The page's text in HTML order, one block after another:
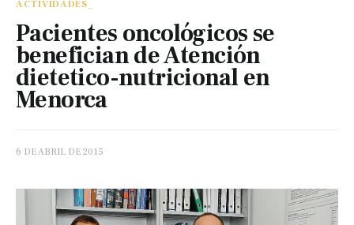
ACTIVIDADES_
Pacientes oncológicos se
benefician de Atención
dietetico-nutricional en
Menorca
6 DE ABRIL DE 2015